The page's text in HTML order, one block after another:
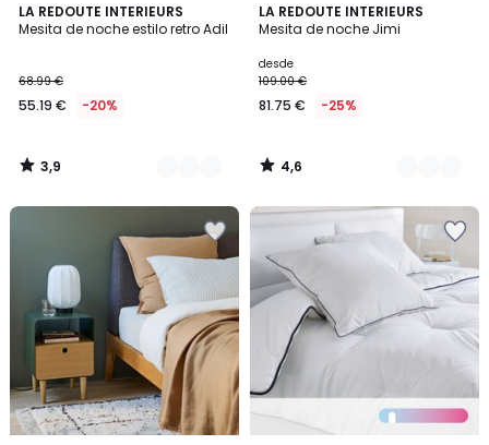
LA REDOUTE INTERIEURS
Mesita de noche estilo retro Adil
68.99 €
55.19 € -20%
3,9
/ 5
4
Colores
3,9
/
LA REDOUTE INTERIEURS
Mesita de noche Jimi
desde
109.00 €
81.75 € -25%
4,6
/ 5
2
Colores
4,6
/